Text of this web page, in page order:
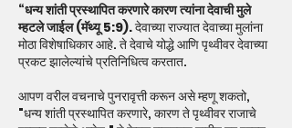
“धन्य शांती प्रस्थापित करणारे कारण त्यांना देवाची मुले
म्हटले जाईल (मॅथ्यू 5:9).देवाच्या राज्यात देवाच्या मुलांना
मोठा विशेषाधिकार आहे. ते देवाचे योद्धे आणि पृथ्वीवर देवाच्या
प्रकट झालेल्यांचे प्रतिनिधित्व करतात.
आपण वरील वचनाचे पुनरावृत्ती करून असे म्हणू शकतो,
"धन्य शांती प्रस्थापित करणारे, कारण ते पृथ्वीवर राजाचे